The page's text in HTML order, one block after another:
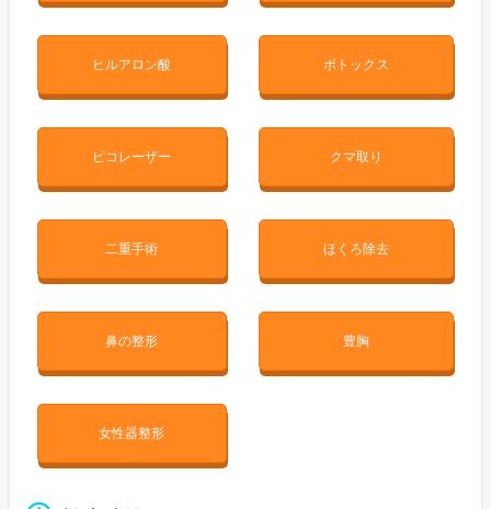
ヒルアロン酸 ボトックス
ピコレーザー クマ取り
二重手術 ほくろ除去
鼻の整形 豊胸
女性器整形